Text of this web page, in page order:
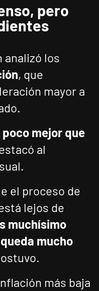
pero
analizó los
, que
mayor a
mejor que
al
el proceso de
lejos de
muchísimo
mucho
más baja